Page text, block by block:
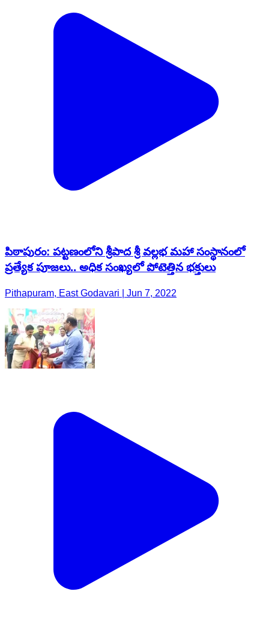
పిఠాపురం: పట్టణంలోని శ్రీపాద శ్రీ వల్లభ మహా సంస్థానంలో
ప్రత్యేక పూజలు.. అధిక సంఖ్యలో పోటెత్తిన భక్తులు
Pithapuram, East Godavari | Jun 7, 2022